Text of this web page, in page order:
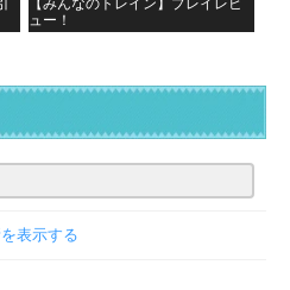
【みんなのトレイン】プレイレビ
ュー！
表示する